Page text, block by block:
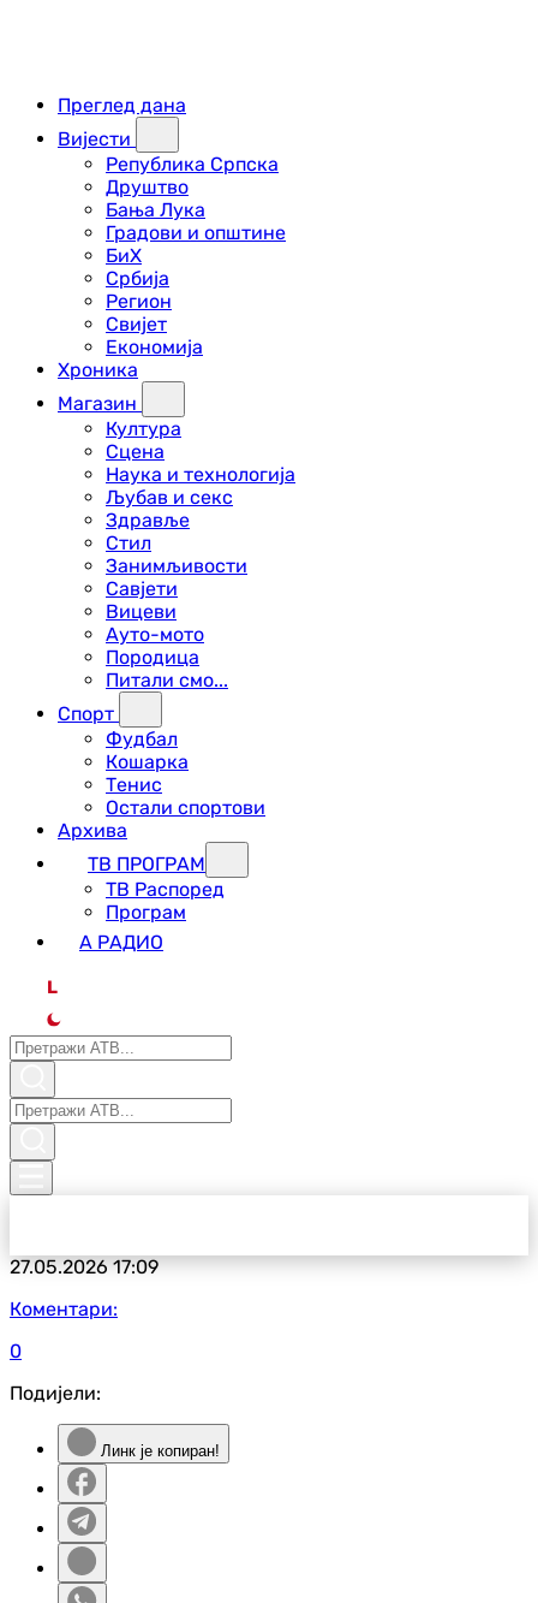
Преглед дана
Вијести
Република Српска
Друштво
Бања Лука
Градови и општине
БиХ
Србија
Регион
Свијет
Економија
Хроника
Магазин
Култура
Сцена
Наука и технологија
Љубав и секс
Здравље
Стил
Занимљивости
Савјети
Вицеви
Ауто-мото
Породица
Питали смо...
Спорт
Фудбал
Кошарка
Тенис
Остали спортови
Архива
ТВ ПРОГРАМ
ТВ Распоред
Програм
А РАДИО
L
27.05.202617:09
Коментари:
0
Подијели:
Линк је копиран!